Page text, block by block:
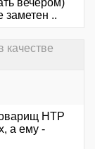
заметен ..
качестве
HTP
а ему -